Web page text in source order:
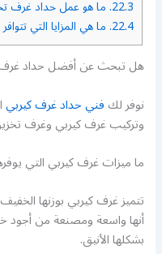
22.3. ما هو عمل حداد غرف
22.4. ما هي المزايا التي
هل تبحث عن أفضل حداد غرف
نوفر لكفني حداد غرف كيربي
وتركيب غرف كيربي وغرف
ما ميزات غرف كيربي التي
تتميز غرف كيربي بوزنها
أنها واسعة ومصنعة من أجود
بشكلها الأنيق.